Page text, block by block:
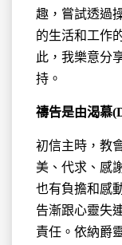
趣，嘗試透過
的生活和工作
此，我樂意分
持。
禱告是由渴慕
初信主時，教
美、代求、感
也有負擔和感
告漸跟心靈失
責任。依納爵